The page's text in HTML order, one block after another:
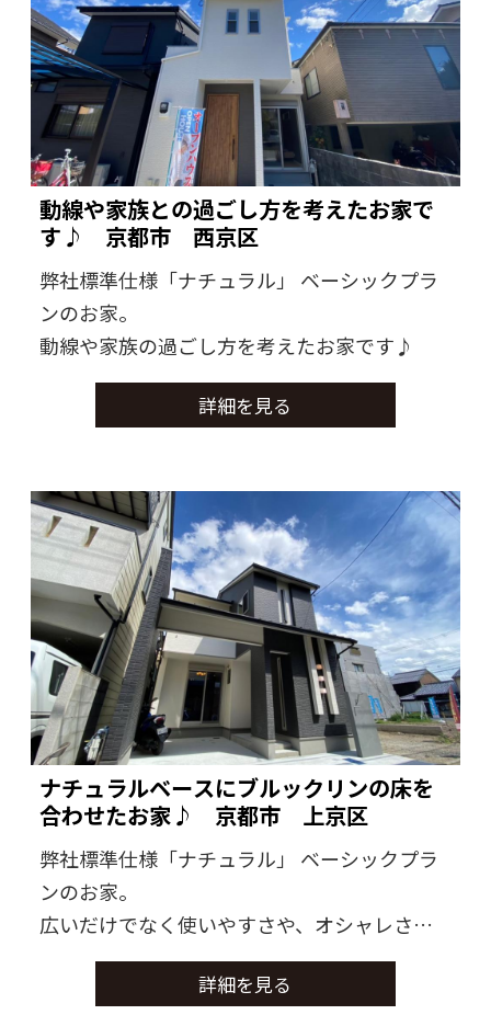
動線や家族との過ごし方を考えたお家で
す♪ 京都市 西京区
弊社標準仕様「ナチュラル」 ベーシックプラ
ンのお家。
動線や家族の過ごし方を考えたお家です♪
詳細を見る
ナチュラルベースにブルックリンの床を
合わせたお家♪ 京都市 上京区
弊社標準仕様「ナチュラル」 ベーシックプラ
ンのお家。
広いだけでなく使いやすさや、オシャレさな
どを考えて作られたお家になります♪
詳細を見る